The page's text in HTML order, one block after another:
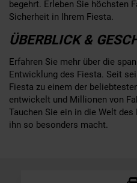
begehrt. Erleben Sie höchsten
Sicherheit in Ihrem Fiesta.
ÜBERBLICK &
Erfahren Sie mehr über die
Entwicklung des Fiesta. Seit
Fiesta zu einem der
entwickelt und Millionen von
Tauchen Sie ein in die Welt
ihn so besonders macht.